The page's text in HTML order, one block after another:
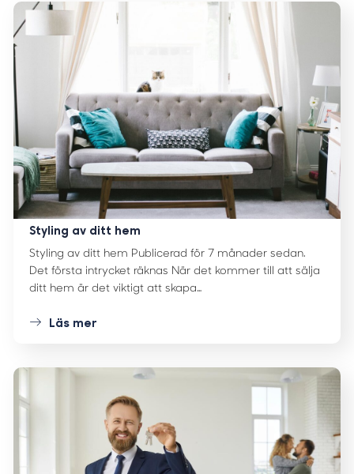
Styling av ditt hem
Styling av ditt hem Publicerad för 7 månader sedan.
Det första intrycket räknas När det kommer till att sälja
ditt hem är det viktigt att skapa…
Läs mer